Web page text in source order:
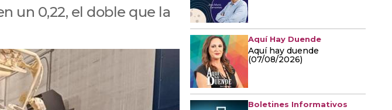
un 0,22, el doble que la
Aquí Hay Duende
Aquí hay duende
(07/08/2026)
Boletines Informativos